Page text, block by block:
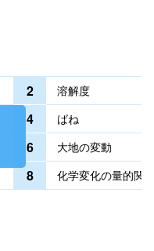
2 溶解度
4 ばね
6 大地の変動
8 化学変化の量的関